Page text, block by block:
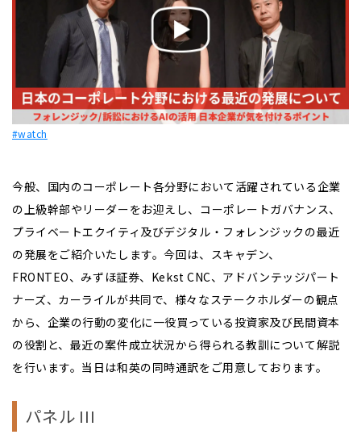
#watch
今般、国内のコーポレート各分野において活躍されている企業
の上級幹部やリーダーをお迎えし、コーポレートガバナンス、
プライベートエクイティ及びデジタル・フォレンジックの最近
の発展をご紹介いたします。今回は、スキャデン、
FRONTEO、みずほ証券、Kekst CNC、アドバンテッジパート
ナーズ、カーライルが共同で、様々なステークホルダーの観点
から、企業の行動の変化に一役買っている投資家及び民間資本
の役割と、最近の案件成立状況から得られる教訓について解説
を行います。当日は和英の同時通訳をご用意しております。
パネル III